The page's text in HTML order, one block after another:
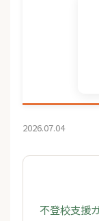
2026.07.04
不登校支援